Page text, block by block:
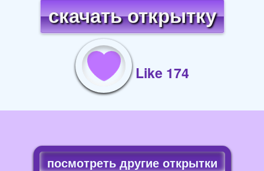
скачать открытку
Like 174
посмотреть другие открытки